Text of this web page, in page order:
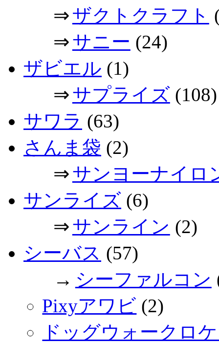
⇒ザクトクラフト
⇒サニー (24)
ザビエル (1)
⇒サプライズ(108)
サワラ (63)
さんま袋 (2)
⇒サンヨーナイロ
サンライズ (6)
⇒サンライン (2)
シーバス (57)
→ シーファルコン
Pixyアワビ (2)
ドッグウォークロ